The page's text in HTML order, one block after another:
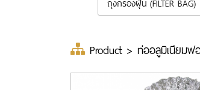
ถุงกรองฝุ่น (FILTER BAG)
Product > ท่ออลูมิเนียมฟ